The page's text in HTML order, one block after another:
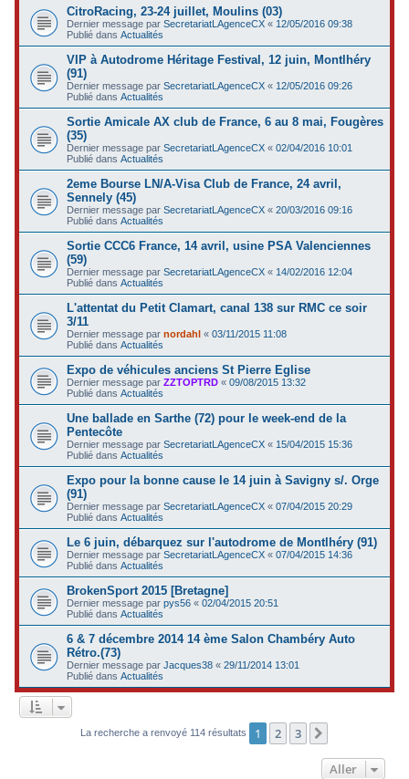
CitroRacing, 23-24 juillet, Moulins (03)
Dernier message parSecretariatLAgenceCX « 12/05/2016 09:38
Publié dansActualités
VIP à Autodrome Héritage Festival, 12 juin, Montlhéry
(91)
Dernier message parSecretariatLAgenceCX « 12/05/2016 09:26
Publié dansActualités
Sortie Amicale AX club de France, 6 au 8 mai, Fougères
(35)
Dernier message parSecretariatLAgenceCX «02/04/2016 10:01
Publié dansActualités
2eme Bourse LN/A-Visa Club de France, 24 avril,
Sennely (45)
Dernier message parSecretariatLAgenceCX «20/03/2016 09:16
Publié dansActualités
Sortie CCC6 France, 14 avril, usine PSA Valenciennes
(59)
Dernier message parSecretariatLAgenceCX « 14/02/2016 12:04
Publié dansActualités
L'attentat du Petit Clamart, canal 138 sur RMC ce soir
3/11
Dernier message parnordahl «03/11/2015 11:08
Publié dansActualités
Expo de véhicules anciens St Pierre Eglise
Dernier message parZZTOPTRD «09/08/2015 13:32
Publié dansActualités
Une ballade en Sarthe (72) pour le week-end de la
Pentecôte
Dernier message parSecretariatLAgenceCX « 15/04/2015 15:36
Publié dansActualités
Expo pour la bonne cause le 14 juin à Savigny s/. Orge
(91)
Dernier message parSecretariatLAgenceCX «07/04/2015 20:29
Publié dansActualités
Le 6 juin, débarquez sur l'autodrome de Montlhéry (91)
Dernier message parSecretariatLAgenceCX «07/04/2015 14:36
Publié dansActualités
BrokenSport 2015 [Bretagne]
Dernier message parpys56 «02/04/2015 20:51
Publié dansActualités
6 & 7 décembre 2014 14 ème Salon Chambéry Auto
Rétro.(73)
Dernier message parJacques38 «29/11/2014 13:01
Publié dansActualités
La recherche a renvoyé 114 résultats 1 2 3
Aller